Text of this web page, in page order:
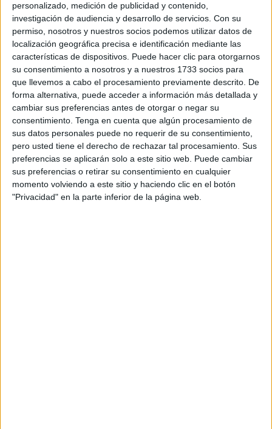
personalizado, medición de publicidad y contenido,
investigación de audiencia y desarrollo de servicios. Con su
permiso, nosotros y nuestros socios podemos utilizar datos de
localización geográfica precisa e identificación mediante las
características de dispositivos. Puede hacer clic para otorgarnos
su consentimiento a nosotros y a nuestros 1733 socios para
que llevemos a cabo el procesamiento previamente descrito. De
forma alternativa, puede acceder a información más detallada y
cambiar sus preferencias antes de otorgar o negar su
consentimiento. Tenga en cuenta que algún procesamiento de
sus datos personales puede no requerir de su consentimiento,
pero usted tiene el derecho de rechazar tal procesamiento. Sus
preferencias se aplicarán solo a este sitio web. Puede cambiar
sus preferencias o retirar su consentimiento en cualquier
momento volviendo a este sitio y haciendo clic en el botón
"Privacidad" en la parte inferior de la página web.
SUSCRIBIRSE